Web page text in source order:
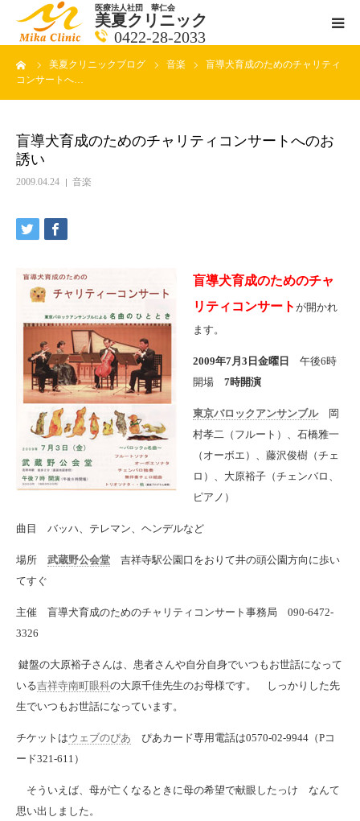
医療法人社団 華仁会
美夏クリニック
0422-28-2033
美夏クリニックブログ 音楽
盲導犬育成のためのチャリティ
コンサートへ…
盲導犬育成のためのチャリティコンサートへのお
誘い
2009.04.24 音楽
盲導犬育成のためのチャ
リティコンサート が開かれ
ます。
2009年7月3日金曜日
午後6時
開場 7時開演
東京バロックアンサンブル
岡
村孝二（フルート）、石橋雅一
（オーボエ）、藤沢俊樹（チェ
ロ）、大原裕子（チェンバロ、
ピアノ）
曲目 バッハ、テレマン、ヘンデルなど
場所 武蔵野公会堂 吉祥寺駅公園口をおりて井の頭公園方向に歩い
てすぐ
主催 盲導犬育成のためのチャリティコンサート事務局 090-6472-
3326
鍵盤の大原裕子さんは、患者さんや自分自身でいつもお世話になって
いる吉祥寺南町眼科の大原千佳先生のお母様です。 しっかりした先
生でいつもお世話になっています。
チケットはウェブのぴあ ぴあカード専用電話は0570-02-9944（Pコ
ード321-611）
そういえば、母が亡くなるときに母の希望で献眼したっけ なんて
思い出しました。
医師紹介
ブログ一覧ページ
料金一覧 new